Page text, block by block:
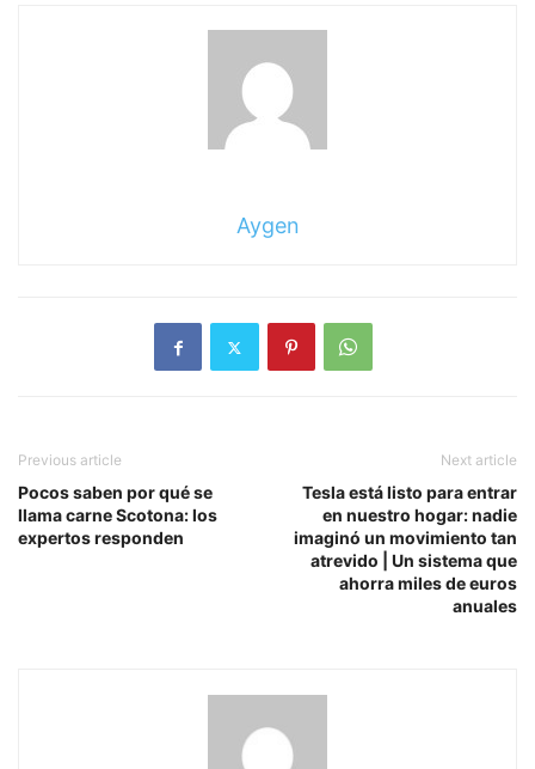
Aygen
Previous article
Pocos saben por qué se
llama carne Scotona: los
expertos responden
Next article
Tesla está listo para entrar
en nuestro hogar: nadie
imaginó un movimiento tan
atrevido | Un sistema que
ahorra miles de euros
anuales